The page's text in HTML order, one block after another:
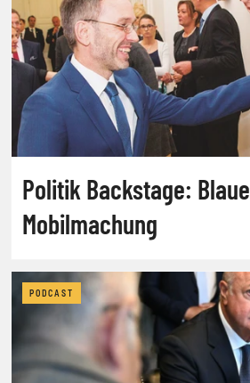
Politik Backstage: Blaue
Mobilmachung
PODCAST